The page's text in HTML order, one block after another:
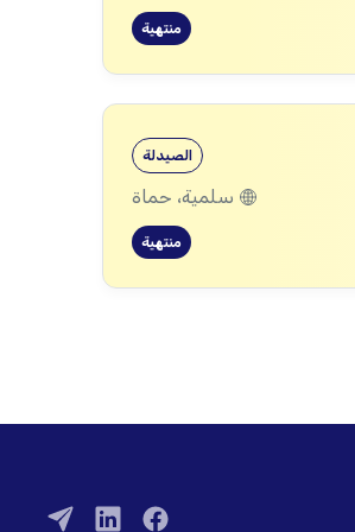
منتهية
الصيدلة
سلمية، حماة
منتهية